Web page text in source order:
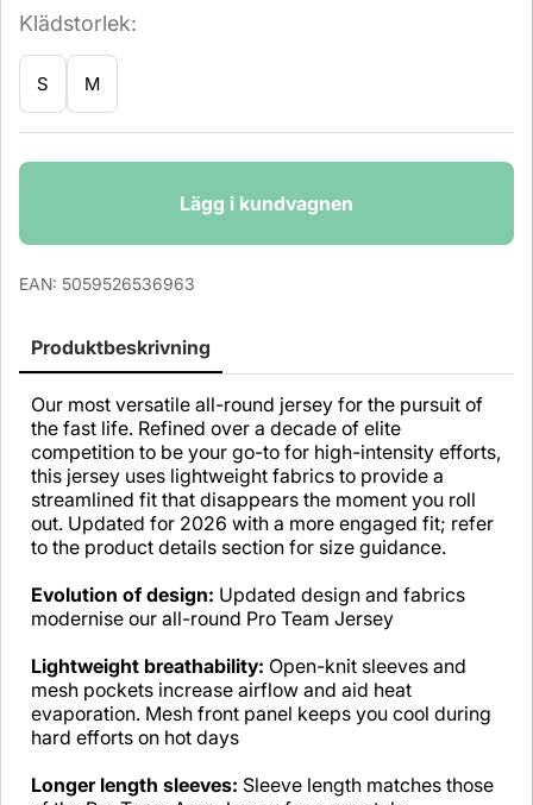
Klädstorlek:
S M
Lägg i kundvagnen
EAN: 5059526536963
Produktbeskrivning
Our most versatile all-round jersey for the pursuit of
the fast life. Refined over a decade of elite
competition to be your go-to for high-intensity efforts,
this jersey uses lightweight fabrics to provide a
streamlined fit that disappears the moment you roll
out. Updated for 2026 with a more engaged fit; refer
to the product details section for size guidance.
Evolution of design: Updated design and fabrics
modernise our all-round Pro Team Jersey
Lightweight breathability: Open-knit sleeves and
mesh pockets increase airflow and aid heat
evaporation. Mesh front panel keeps you cool during
hard efforts on hot days
Longer length sleeves: Sleeve length matches those